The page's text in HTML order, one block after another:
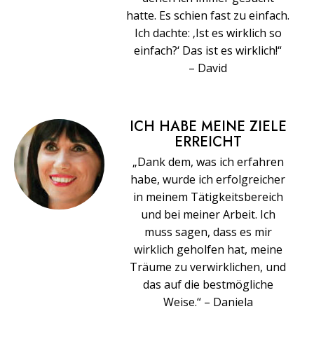
hatte. Es schien fast zu einfach.
Ich dachte: ‚Ist es wirklich so
einfach?‘ Das ist es wirklich!“
– David
ICH HABE MEINE ZIELE
ERREICHT
„Dank dem, was ich erfahren
habe, wurde ich erfolgreicher
in meinem Tätigkeitsbereich
und bei meiner Arbeit. Ich
muss sagen, dass es mir
wirklich geholfen hat, meine
Träume zu verwirklichen, und
das auf die bestmögliche
Weise.“ – Daniela